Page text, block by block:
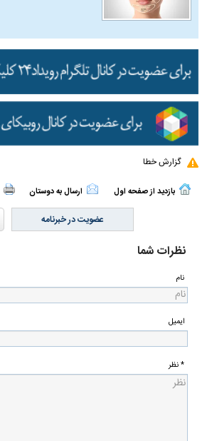
گزارش خطا
بازدید از صفحه اول ارسال به دوستان
عضویت در خبرنامه
نظرات شما
نام
ایمیل
* نظر